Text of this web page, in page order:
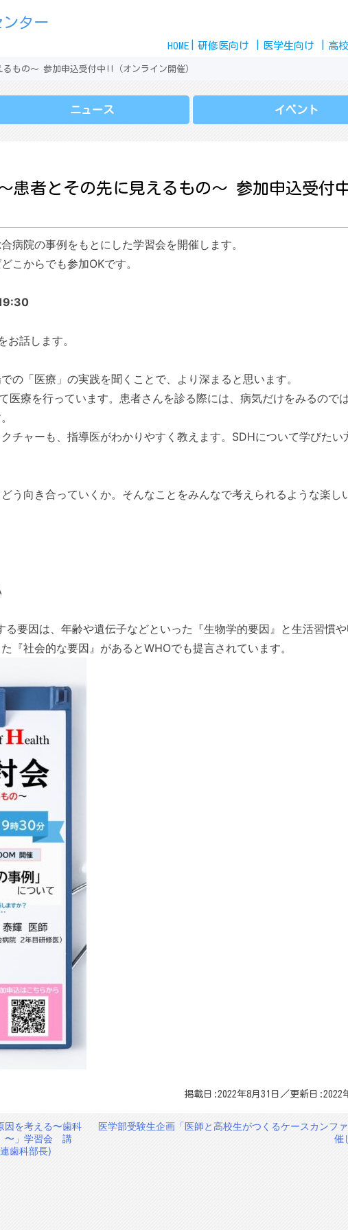
content
ター
HOME 研修医向け 医学生向け 高
もの～ 参加申込受付中!!（オンライン開催）
ニュース イベント
患者とその先に見えるもの～ 参加申込受付
病院の事例をもとにした学習会を開催します。
こからでも参加OKです。
話します。
の「医療」の実践を聞くことで、より深まると思います。
医療を行っています。患者さんを診る際には、病気だけをみるので
チャーも、指導医がわかりやすく教えます。SDHについて学びたい
う向き合っていくか。そんなことをみんなで考えられるような楽し
要因は、年齢や遺伝子などといった『生物学的要因』と生活習慣
『社会的な要因』があるとWHOでも提言されています。
掲載日:2022年8月31日／更新日:2022
因を考える〜歯科
〜」学習会 講
歯科部長)
医学部受験生企画「医師と高校生がつくるケースカンフ
催